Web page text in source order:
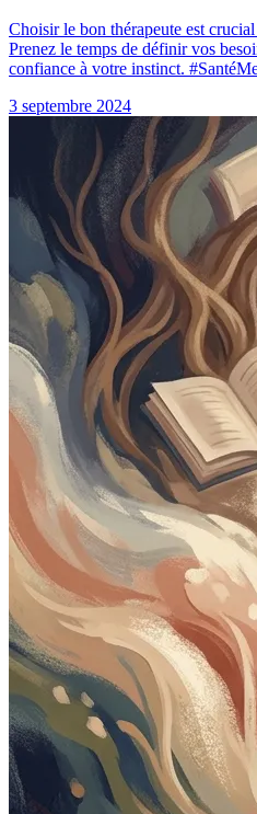
Choisir le bon thérapeute est
Prenez le temps de définir vos
confiance à votre instinct.
3 septembre 2024